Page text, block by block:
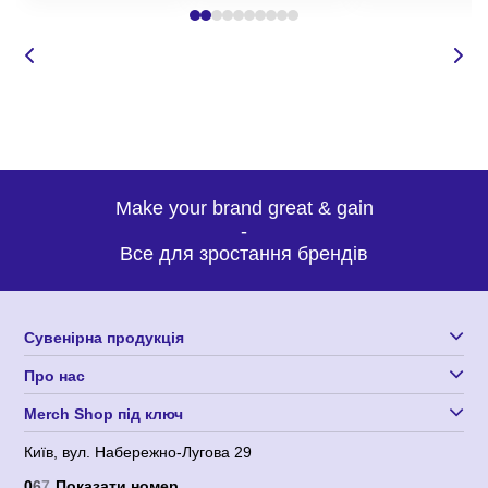
написати у Вайбер чи на електронну адресу.
бажану кількість;
розмір;
допустимі терміни виготовлення;
запланований бюджет;
Make your brand great & gain
-
Все для зростання брендів
Сувенірна продукція
Про нас
Merch Shop під ключ
Київ, вул. Набережно-Лугова 29